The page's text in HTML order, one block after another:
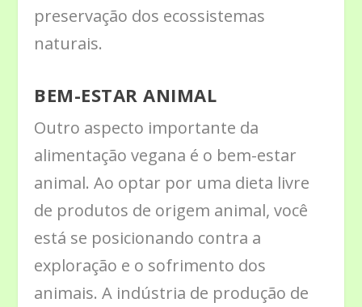
preservação dos ecossistemas
naturais.
BEM-ESTAR ANIMAL
Outro aspecto importante da
alimentação vegana é o bem-estar
animal. Ao optar por uma dieta livre
de produtos de origem animal, você
está se posicionando contra a
exploração e o sofrimento dos
animais. A indústria de produção de